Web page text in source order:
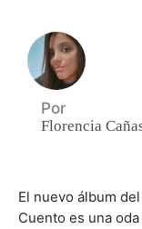
Por
Florencia
El nuevo álbum
Cuento es una